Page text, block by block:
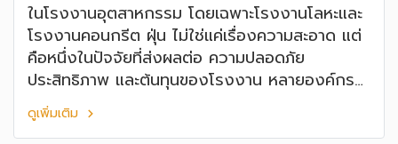
ในโรงงานอุตสาหกรรม โดยเฉพาะโรงงานโลหะและ
โรงงานคอนกรีต ฝุ่น ไม่ใช่แค่เรื่องความสะอาด แต่
คือหนึ่งในปัจจัยที่ส่งผลต่อ ความปลอดภัย
ประสิทธิภาพ และต้นทุนของโรงงาน หลายองค์กร
เริ่มตระหนักว่า ฝุ่นในโรงงาน เป็นความเสี่ยงที่มอง
ไม่เห็น ซึ่งหากละเลย อาจสร้างความเสียหายในระยะ
ดูเพิ่มเติม